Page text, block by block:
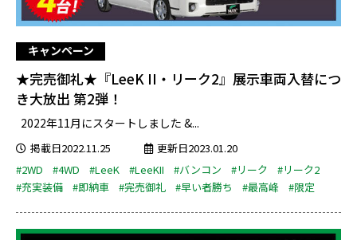
キャンペーン
★完売御礼★『LeeK II・リーク2』展示車両入替につ
き大放出 第2弾！
2022年11月にスタートしました &...
掲載日2022.11.25
更新日2023.01.20
#2WD
#4WD #LeeK #LeeKII #バンコン #リーク
#リーク2
#充実装備
#即納車 #完売御礼 #早い者勝ち #最高峰 #限定